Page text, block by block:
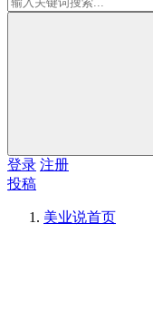
登录 注册
投稿
美业说首页